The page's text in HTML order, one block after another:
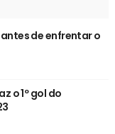
de enfrentar o
o 1º gol do